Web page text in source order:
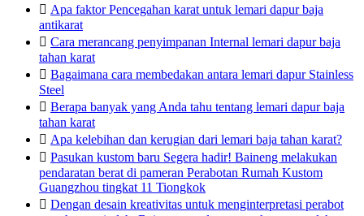
 Apa faktor Pencegahan karat untuk lemari dapur baja
antikarat
 Cara merancang penyimpanan Internal lemari dapur baja
tahan karat
 Bagaimana cara membedakan antara lemari dapur Stainless
Steel
 Berapa banyak yang Anda tahu tentang lemari dapur baja
tahan karat
 Apa kelebihan dan kerugian dari lemari baja tahan karat?
 Pasukan kustom baru Segera hadir! Baineng melakukan
pendaratan berat di pameran Perabotan Rumah Kustom
Guangzhou tingkat 11 Tiongkok
 Dengan desain kreativitas untuk menginterpretasi perabot